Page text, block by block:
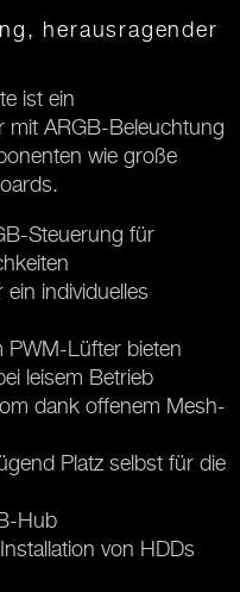
herausragender
ist ein
mit ARGB-Beleuchtung
wie große
Steuerung für
individuelles
PWM-Lüfter bieten
leisem Betrieb
dank offenem Mesh-
Platz selbst für die
Hub
von HDDs